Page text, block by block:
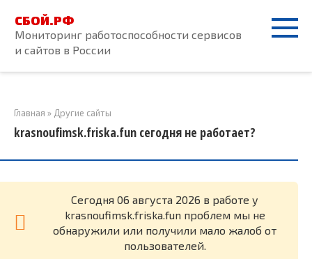
контенту
СБОЙ.РФ
Мониторинг работоспособности сервисов
и сайтов в России
Главная » Другие сайты
krasnoufimsk.friska.fun сегодня не работает?
Cегодня 06 августа 2026 в работе у
krasnoufimsk.friska.fun проблем мы не
обнаружили или получили мало жалоб от
пользователей.